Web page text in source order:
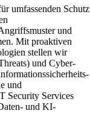
umfassenden Schutz
und
Mit proaktiven
stellen wir
und Cyber-
und
Security Services
und KI-